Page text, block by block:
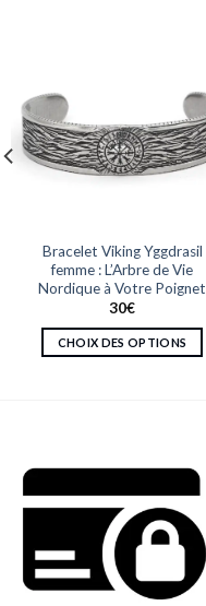
Bracelet Viking Yggdrasil
femme : L’Arbre de Vie
Nordique à Votre Poignet
30€
CHOIX DES OPTIONS
options
peuvent
être
choisies
sur